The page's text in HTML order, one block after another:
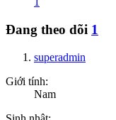
Đang theo dõi 1
superadmin
Giới tính:
Nam